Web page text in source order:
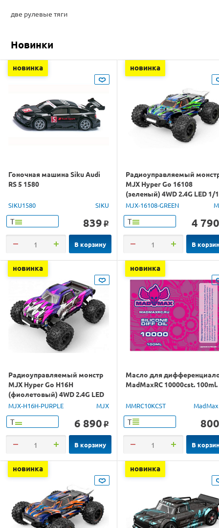
две рулевые тяги
Новинки
новинка
Гоночная машина Siku Audi
RS 5 1580
SIKU1580 SIKU
Т 839 o
В корзину
новинка
Радиоуправляемый
MJX Hyper Go 16108
(зеленый) 4WD 2.4G LED 1/
RTR
MJX-16108-GREEN
Т 4 790
В
новинка
Радиоуправляемый монстр
MJX Hyper Go H16H
(фиолетовый) 4WD 2.4G LED
GPS 1/16 RTR
MJX-H16H-PURPLE MJX
Т 6 890 o
В корзину
новинка
Масло для
MadMaxRC 10000cst. 100ml.
MMRC10KCST
Т 800
В
новинка новинка